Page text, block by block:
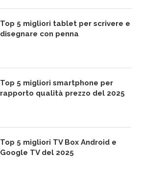
Top 5 migliori tablet per scrivere e
disegnare con penna
Top 5 migliori smartphone per
rapporto qualità prezzo del 2025
Top 5 migliori TV Box Android e
Google TV del 2025